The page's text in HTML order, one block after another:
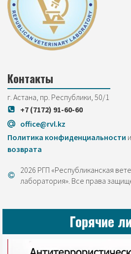
Контакты
г. Астана, пр. Республики, 50/1
+7 (7172) 91-60-60
office@rvl.kz
Политика конфиденциальности и
возврата
2026 РГП «Республиканская
лаборатория». Все права
Горячие